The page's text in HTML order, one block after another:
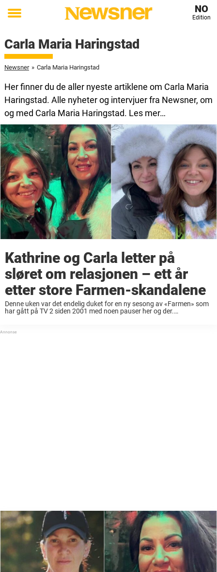
Toggle
NO
Edition
Carla Maria Haringstad
Newsner » Carla Maria Haringstad
Her finner du de aller nyeste artiklene om Carla Maria
Haringstad. Alle nyheter og intervjuer fra Newsner, om
og med Carla Maria Haringstad. Les mer…
Kathrine og Carla letter på
sløret om relasjonen – ett år
etter store Farmen-skandalene
Denne uken var det endelig duket for en ny sesong av «Farmen» som
har gått på TV 2 siden 2001 med noen pauser her og der.